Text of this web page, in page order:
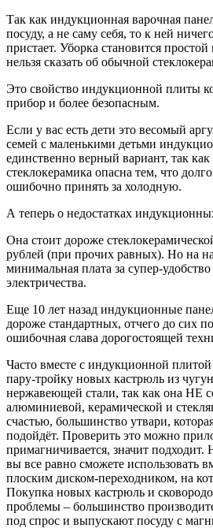
Так как индукционная варочная
посуду, а не саму себя, то к ней
пристает. Уборка становится
нельзя сказать об обычной
Это свойство индукционной плиты
прибор и более безопасным.
Если у вас есть дети это весомый
семей с маленькими детьми
единственно верный вариант, так как
стеклокерамика опасна тем, что
ошибочно принять за холодную.
А теперь о недостатках
Она стоит дороже
рублей (при прочих равных). Но на
минимальная плата за супер-
электричества.
Еще 10 лет назад индукционные
дороже стандартных, отчего до сих
ошибочная слава дорогостоящей
Часто вместе с индукционной
пару-тройку новых кастрюль из
нержавеющей стали, так как она НЕ
алюминиевой, керамической и
счастью, большинство утвари,
подойдёт. Проверить это можно
примагничивается, значит
вы все равно сможете использовать
плоским диском-переходником, на
Покупка новых кастрюль и
проблемы – большинство
под спрос и выпускают посуду с